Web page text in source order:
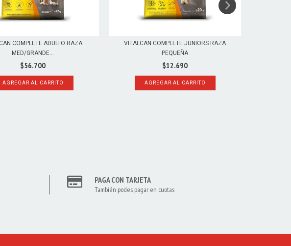
COMPLETE ADULTO RAZA
MED/GRANDE...
$56.700
AGREGAR AL CARRITO
VITALCAN COMPLETE JUNIORS RAZA
PEQUEÑA
$12.690
AGREGAR AL CARRITO
PAGA CON TARJETA
También podes pagar en cuotas